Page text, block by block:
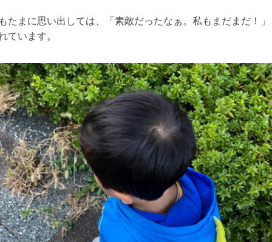
たまに思い出しては、「素敵だったなぁ。私もまだまだ！
ています。